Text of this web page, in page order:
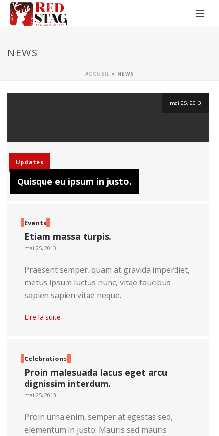
NEWS
ACCUEIL » NEWS
mai 25, 2013
Updates
Quisque eu ipsum in justo.
Events
Etiam massa turpis.
mai 25, 2013
Praesent semper, quam at gravida imperdiet,
metus ipsum luctus nunc, vitae faucibus
sapien sapien vitae neque.
Lire la suite
Celebrations
Proin malesuada lacus eget arcu
dignissim interdum.
mai 25, 2013
Proin urna enim, semper at egestas sed,
elementum in justo. Mauris sed mauris